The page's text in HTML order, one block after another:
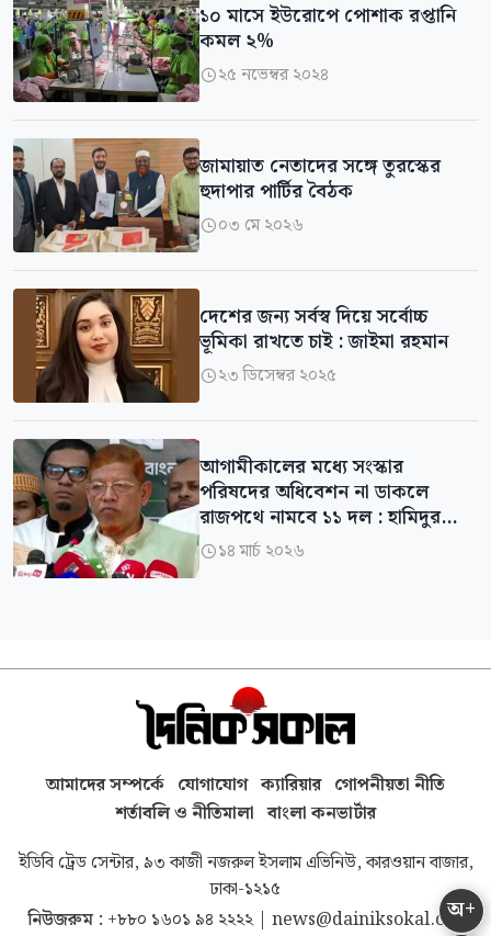
১০ মাসে ইউরোপে পোশাক রপ্তানি
কমল ২%
২৫ নভেম্বর ২০২৪
জামায়াত নেতাদের সঙ্গে তুরস্কের
হুদাপার পার্টির বৈঠক
০৩ মে ২০২৬
দেশের জন্য সর্বস্ব দিয়ে সর্বোচ্চ
ভূমিকা রাখতে চাই : জাইমা রহমান
২৩ ডিসেম্বর ২০২৫
আগামীকালের মধ্যে সংস্কার
পরিষদের অধিবেশন না ডাকলে
রাজপথে নামবে ১১ দল : হামিদুর
রহমান
১৪ মার্চ ২০২৬
অ+
আমাদের সম্পর্কে যোগাযোগ ক্যারিয়ার গোপনীয়তা নীতি
শর্তাবলি ও নীতিমালা বাংলা কনভার্টার
ইডিবি ট্রেড সেন্টার, ৯৩ কাজী নজরুল ইসলাম এভিনিউ, কারওয়ান বাজার,
ঢাকা-১২১৫
নিউজরুম : +৮৮০ ১৬০১ ৯৪ ২২২২| news@dainiksokal.com